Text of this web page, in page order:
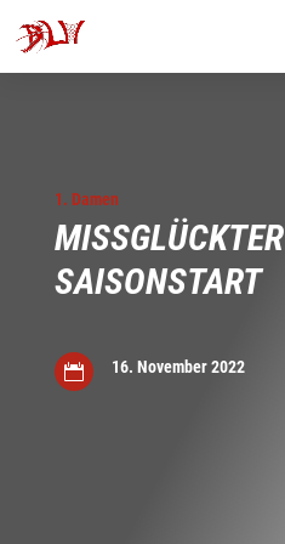
1. Damen
MISSGLÜCKTER
SAISONSTART
 16. November 2022